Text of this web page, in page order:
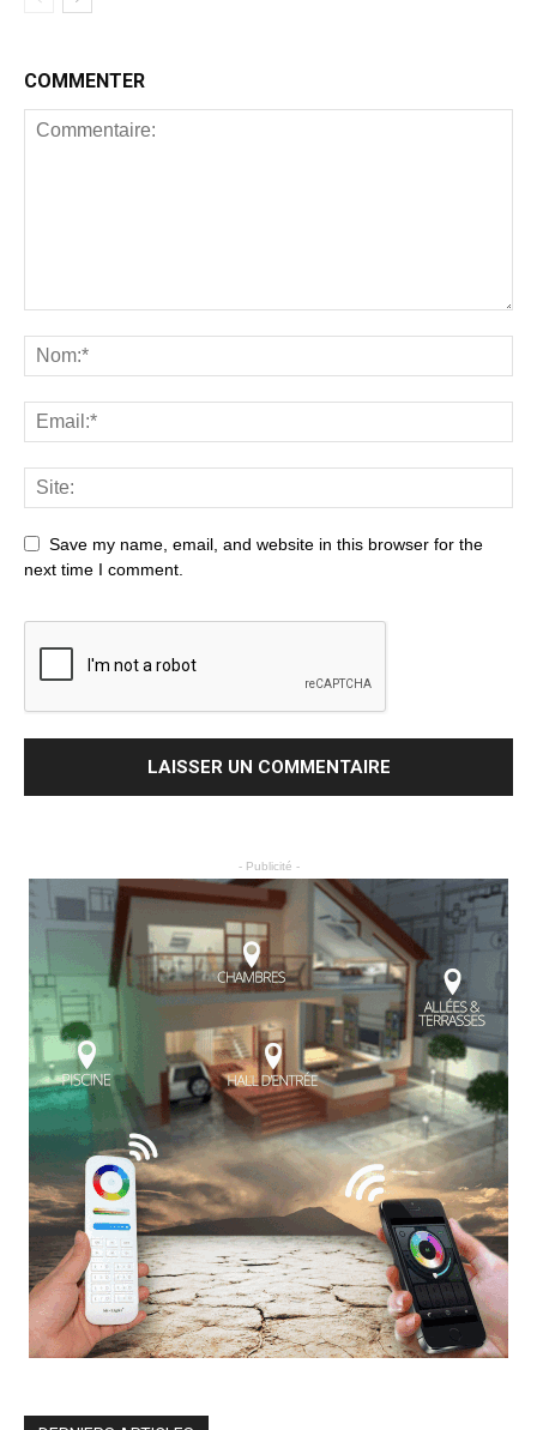
COMMENTER
Save my name, email, and website in this browser for the
next time I comment.
- Publicité -